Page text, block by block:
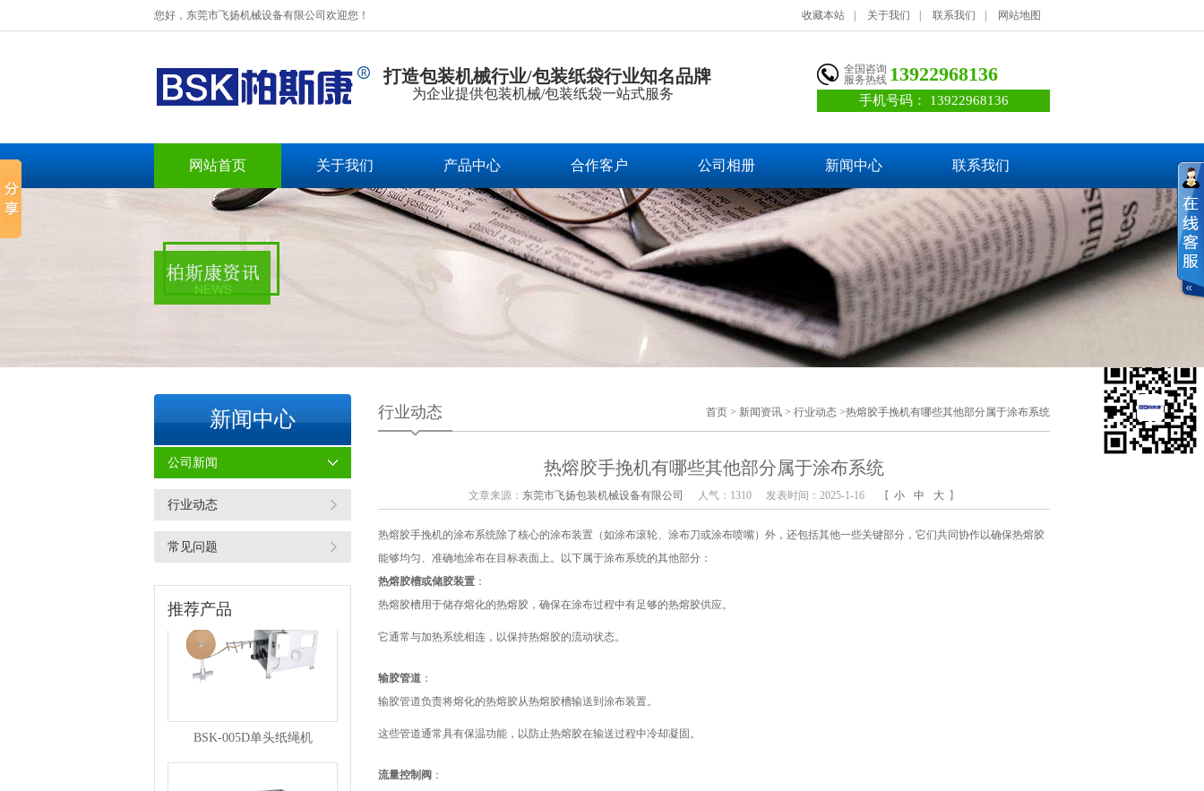
您好，东莞市飞扬机械设备有限公司欢迎您！ 收藏本站 关于我们 联系我们 网站地图
打造包装机械行业/包装纸袋行业知名品牌
为企业提供包装机械/包装纸袋一站式服务
全国咨询
服务热线 13922968136
手机号码： 13922968136
网站首页 关于我们 产品中心 合作客户 公司相册 新闻中心 联系我们
新闻中心
公司新闻
行业动态
常见问题
推荐产品
行业动态 首页 > 新闻资讯 > 行业动态 >热熔胶手挽机有哪些其他部分属于涂布系统
热熔胶手挽机有哪些其他部分属于涂布系统
文章来源： 东莞市飞扬包装机械设备有限公司 人气：1310 发表时间：2025-1-16 【 小 中 大 】
热熔胶手挽机的涂布系统除了核心的涂布装置（如涂布滚轮、涂布刀或涂布喷嘴）外，还包括其他一些关键部分，它们共同协作以确保热熔胶
能够均匀、准确地涂布在目标表面上。以下属于涂布系统的其他部分：
热熔胶槽或储胶装置 ：
热熔胶槽用于储存熔化的热熔胶，确保在涂布过程中有足够的热熔胶供应。
它通常与加热系统相连，以保持热熔胶的流动状态。
输胶管道 ：
输胶管道负责将熔化的热熔胶从热熔胶槽输送到涂布装置。
这些管道通常具有保温功能，以防止热熔胶在输送过程中冷却凝固。
流量控制阀 ：